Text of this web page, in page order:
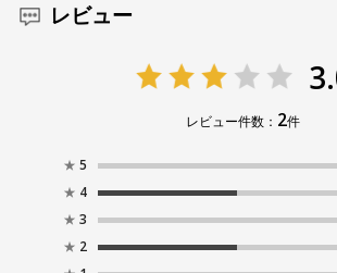
レビュー
レビュー件数： 2件
★ 5
★ 4
★ 3
★ 2